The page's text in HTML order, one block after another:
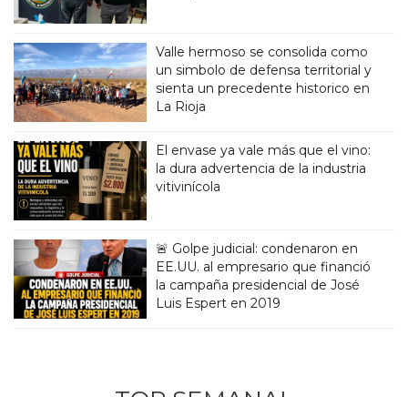
Valle hermoso se consolida como
un simbolo de defensa territorial y
sienta un precedente historico en
La Rioja
El envase ya vale más que el vino:
la dura advertencia de la industria
vitivinícola
🚨 Golpe judicial: condenaron en
EE.UU. al empresario que financió
la campaña presidencial de José
Luis Espert en 2019